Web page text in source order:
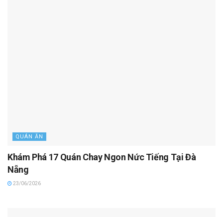
QUÁN ĂN
Khám Phá 17 Quán Chay Ngon Nức Tiếng Tại Đà
Nẵng
23/06/2026